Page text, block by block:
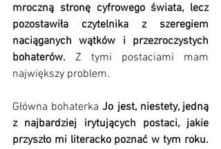
mroczną stronę cyfrowego świata, lecz
pozostawiła czytelnika z szeregiem
naciąganych wątków i przezroczystych
bohaterów. Z tymi postaciami mam
największy problem.
Główna bohaterka Jo jest, niestety, jedną
z najbardziej irytujących postaci, jakie
przyszło mi literacko poznać w tym roku.